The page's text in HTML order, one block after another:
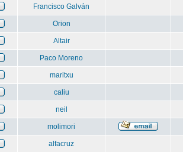
Francisco Galván
Orion
Altair
Paco Moreno
maritxu
caliu
neil
molimori
alfacruz